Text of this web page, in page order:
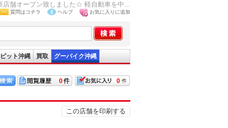
舗オープン致しました☆ 軽自動車を中...
質問はコチラ ヘルプ お気に入りに追加
ット沖縄 買取 グーバイク沖縄
0
0
この店舗を印刷する